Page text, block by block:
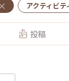
アクティビテ
投稿